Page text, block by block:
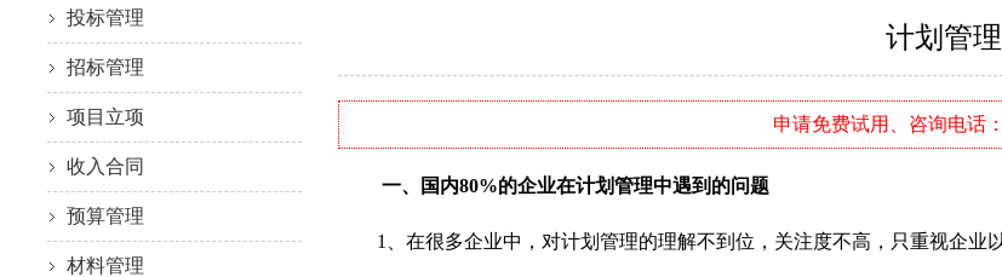
投标管理
招标管理
项目立项
收入合同
预算管理
材料管理
计划管理
申请免费试用、咨询电话
一、国内80%的企业在计划管理中遇到的问题
1、在很多企业中，对计划管理的理解不到位，关注度不高，只重视企业